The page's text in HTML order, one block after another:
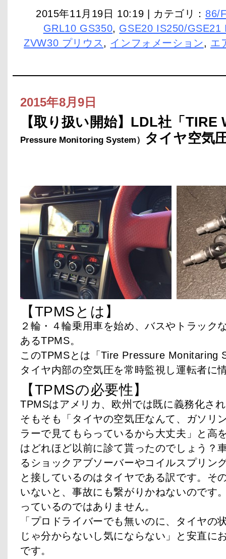
2015年11月19日 10:19 | カテゴリ： 86/
GRL10 GS350, GSE20 IS250/GSE21
ZVW30 プリウス, インフォメーション, エ
2015年8月9日
【取り扱い開始】LDL社「TIRE
Pressure Monitoring System） タイヤ空気
【TPMSとは】
２輪・４輪乗用車を始め、バスやトラック
あるTPMS。
このTPMSとは「Tire Pressure Monitaring
タイヤ内部の空気圧を常時監視し運転者に
【TPMSの必要性】
TPMSはアメリカ、欧州では既に義務化さ
そもそも「タイヤの空気圧なんて、ガソリ
ラーで見てもらっているから大丈夫」と高
はどれほど以前に診て貰ったのでしょう？
るショックアブソーバーやコイルスプリン
と接しているのはタイヤである訳です。そ
いないと、事故にも繋がりかねないのです
っているのではありません。
「プロドライバーでも無いのに、タイヤの
じゃ分からないし気にならない」と安直に
です。